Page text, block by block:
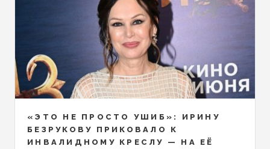
«ЭТО НЕ ПРОСТО УШИБ»: ИРИНУ
БЕЗРУКОВУ ПРИКОВАЛО К
ИНВАЛИДНОМУ КРЕСЛУ — НА ЕЁ